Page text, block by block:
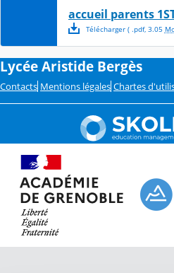
accueil parents
Télécharger( .pdf, 3.05
Lycée Aristide Bergès
Contacts Mentions légales Chartes